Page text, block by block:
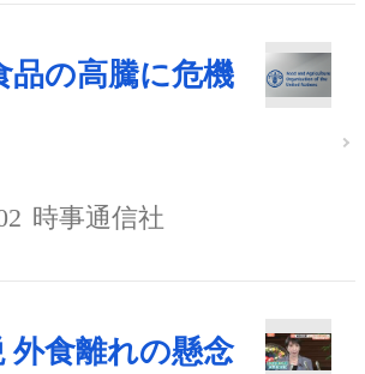
品の高騰に危機
時事通信社
外食離れの懸念